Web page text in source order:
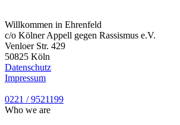
Willkommen in Ehrenfeld
c/o Kölner Appell gegen Rassismus e.V.
Venloer Str. 429
50825 Köln
Datenschutz
Impressum
0221 / 9521199
Who we are